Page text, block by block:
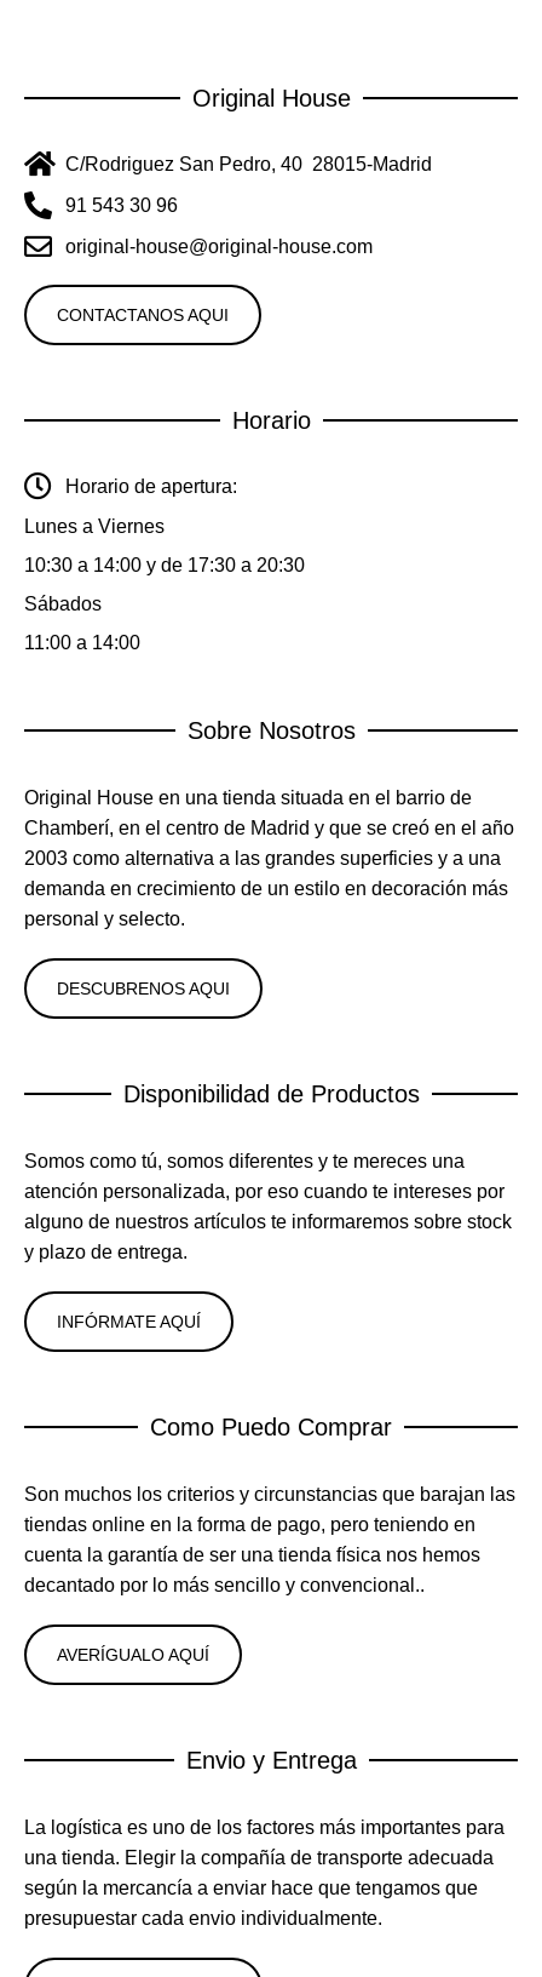
Original House
C/Rodriguez San Pedro, 40 28015-Madrid
91 543 30 96
original-house@original-house.com
CONTACTANOS AQUI
Horario
Horario de apertura:
Lunes a Viernes
10:30 a 14:00 y de 17:30 a 20:30
Sábados
11:00 a 14:00
Sobre Nosotros
Original House en una tienda situada en el barrio de
Chamberí, en el centro de Madrid y que se creó en el año
2003 como alternativa a las grandes superficies y a una
demanda en crecimiento de un estilo en decoración más
personal y selecto.
DESCUBRENOS AQUI
Disponibilidad de Productos
Somos como tú, somos diferentes y te mereces una
atención personalizada, por eso cuando te intereses por
alguno de nuestros artículos te informaremos sobre stock
y plazo de entrega.
INFÓRMATE AQUÍ
Como Puedo Comprar
Son muchos los criterios y circunstancias que barajan las
tiendas online en la forma de pago, pero teniendo en
cuenta la garantía de ser una tienda física nos hemos
decantado por lo más sencillo y convencional..
AVERÍGUALO AQUÍ
Envio y Entrega
La logística es uno de los factores más importantes para
una tienda. Elegir la compañía de transporte adecuada
según la mercancía a enviar hace que tengamos que
presupuestar cada envio individualmente.